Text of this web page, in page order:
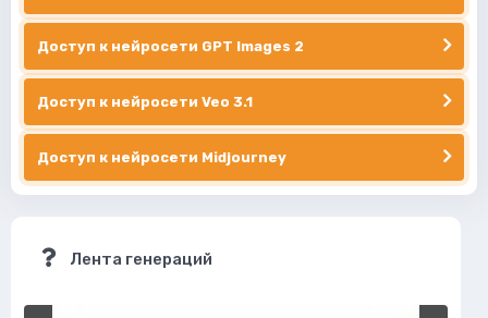
Доступ к нейросети GPT Images 2
Доступ к нейросети Veo 3.1
Доступ к нейросети Midjourney
Лента генераций